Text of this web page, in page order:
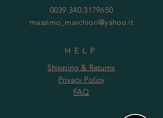
0039.340.3179650
massimo_marchiori@yahoo.it
HELP
Shipping & Returns
Privacy Policy
FAQ